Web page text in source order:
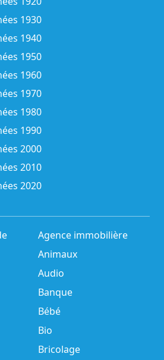
1930
1940
1950
1960
1970
1980
1990
2000
2010
2020
Agence immobilière
Animaux
Audio
Banque
Bébé
Bio
Bricolage